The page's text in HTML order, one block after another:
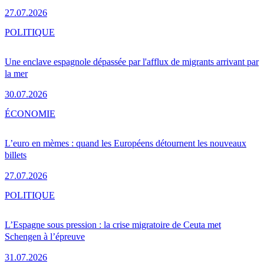
27.07.2026
Une enclave espagnole dépassée par l'afflux de migrants arrivant par
la mer
30.07.2026
POLITIQUE
L’euro en mèmes : quand les Européens détournent les nouveaux
billets
27.07.2026
ÉCONOMIE
L’Espagne sous pression : la crise migratoire de Ceuta met
Schengen à l’épreuve
31.07.2026
POLITIQUE